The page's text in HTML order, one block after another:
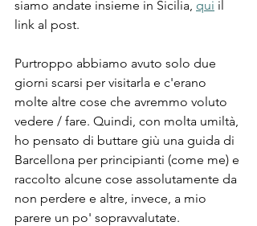
siamo andate insieme in Sicilia, qui il
link al post.
Purtroppo abbiamo avuto solo due
giorni scarsi per visitarla e c'erano
molte altre cose che avremmo voluto
vedere / fare. Quindi, con molta umiltà,
ho pensato di buttare giù una guida di
Barcellona per principianti (come me) e
raccolto alcune cose assolutamente da
non perdere e altre, invece, a mio
parere un po' sopravvalutate.